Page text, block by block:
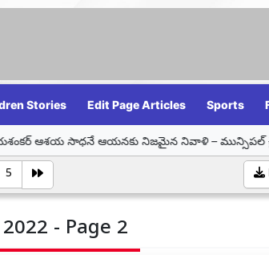
Stories Edit Page Articles Sports
ఆయనకు నిజమైన నివాళి – మున్సిపల్ చైర్ పర్సన్
5
- Page 2